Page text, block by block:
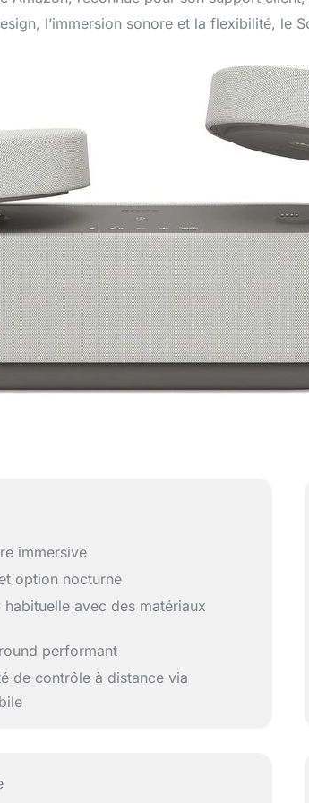
l’immersion sonore et la flexibilité, le
immersive
option nocturne
habituelle avec des matériaux
performant
de contrôle à distance via